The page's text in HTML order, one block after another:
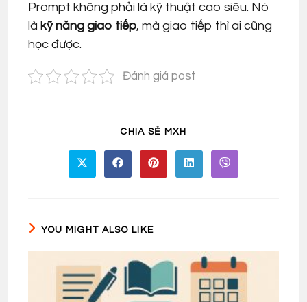
Prompt không phải là kỹ thuật cao siêu. Nó
là kỹ năng giao tiếp, mà giao tiếp thì ai cũng
học được.
Đánh giá post
CHIA SẺ MXH
CONTENT
Opens
in
Opens
in
Opens
in
Opens
in
Opens
in
YOU MIGHT ALSO LIKE